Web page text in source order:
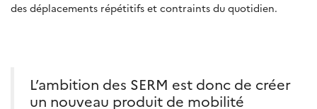
des déplacements répétitifs et contraints du quotidien.
L’ambition des SERM est donc de créer
un nouveau produit de mobilité